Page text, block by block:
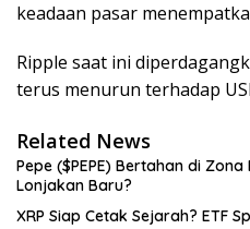
keadaan pasar
Ripple saat ini
terus menurun terhadap
Related News
Pepe ($PEPE) Bertahan di
Lonjakan Baru?
XRP Siap Cetak Sejarah? ETF